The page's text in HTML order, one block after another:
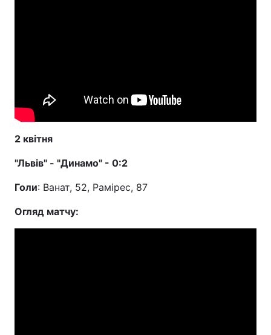
2 квітня
"Львів" - "Динамо" - 0:2
Голи: Ванат, 52, Рамірес, 87
Огляд матчу: